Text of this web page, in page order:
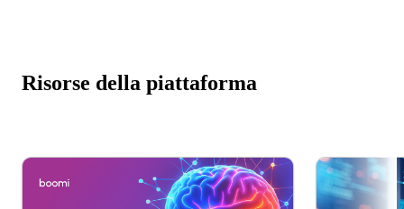
Risorse della piattaforma